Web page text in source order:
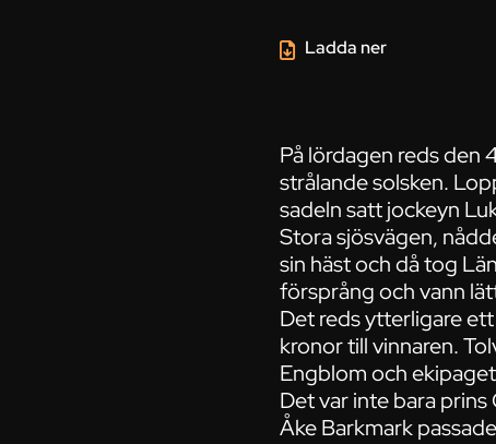
På lördagen reds den
strålande solsken.
sadeln satt jockeyn
Stora sjösvägen,
sin häst och då tog
försprång och vann
Det reds ytterligare
kronor till vinnaren.
Engblom och
Det var inte bara
Åke Barkmark
Ladda ner